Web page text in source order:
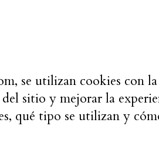
se utilizan cookies con
sitio y mejorar la
qué tipo se utilizan y